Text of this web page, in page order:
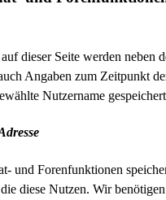
dieser Seite werden neben
Angaben zum Zeitpunkt
Nutzername
und Forenfunktionen
diese Nutzen. Wir